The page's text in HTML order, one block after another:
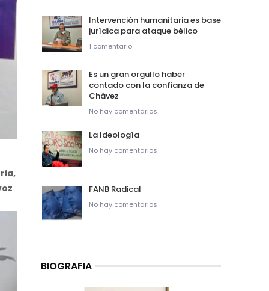
Intervención humanitaria es base
jurídica para ataque bélico
1 comentario
Es un gran orgullo haber
contado con la confianza de
Chávez
No hay comentarios
La Ideología
No hay comentarios
FANB Radical
No hay comentarios
BIOGRAFIA